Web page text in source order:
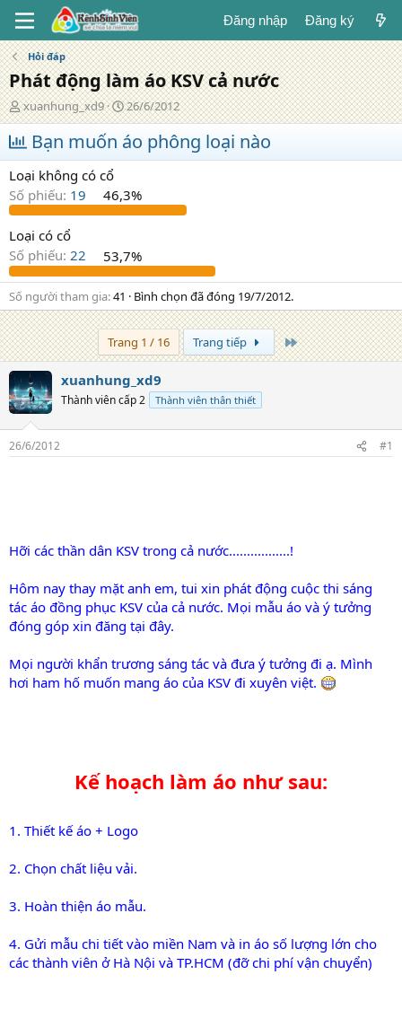
Đăng nhập Đăng ký
Hỏi đáp
Phát động làm áo KSV cả nước
T
á
c
g
ả
xuanhung_xd9
N
g
à
y
n
g
26/6/2012
Bạn muốn áo phông loại nào
Loại không có cổ
Số phiếu: 19 46,3%
Loại có cổ
Số phiếu: 22 53,7%
Số người tham gia 41 Bình chọn đã đóng 19/7/2012.
Trang 1 / 16 Trang tiếp Trang cuối
xuanhung_xd9
Thành viên cấp 2 Thành viên thân thiết
26/6/2012 #1
Hỡi các thần dân KSV trong cả nước.................!
Hôm nay thay mặt anh em, tui xin phát động cuộc thi sáng
tác áo đồng phục KSV của cả nước. Mọi mẫu áo và ý tưởng
đóng góp xin đăng tại đây.
Mọi người khẩn trương sáng tác và đưa ý tưởng đi ạ. Mình
hơi ham hố muốn mang áo của KSV đi xuyên việt.
Kế hoạch làm áo như sau:​
1. Thiết kế áo + Logo
2. Chọn chất liệu vải.
3. Hoàn thiện áo mẫu.
4. Gửi mẫu chi tiết vào miền Nam và in áo số lượng lớn cho
các thành viên ở Hà Nội và TP.HCM (đỡ chi phí vận chuyển)